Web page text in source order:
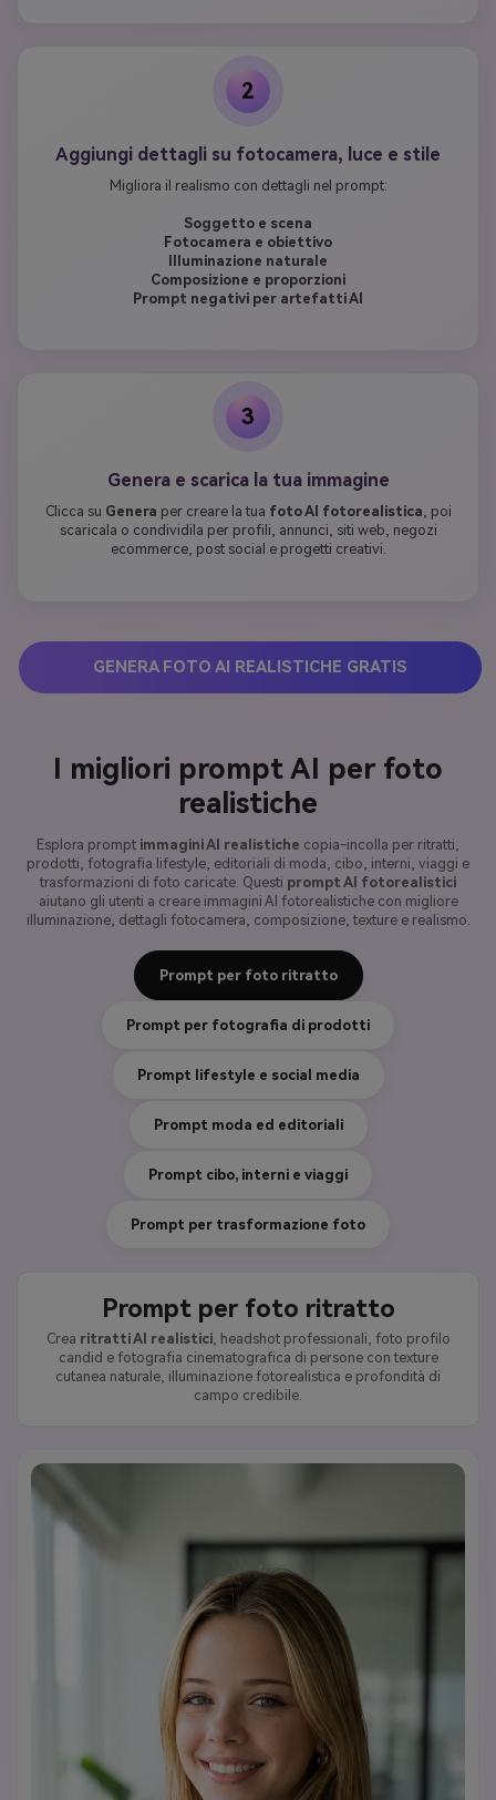
2
Aggiungi dettagli su fotocamera, luce e stile
Migliora il realismo con dettagli nel prompt:
Soggetto e scena
Fotocamera e obiettivo
Illuminazione naturale
Composizione e proporzioni
Prompt negativi per artefatti AI
3
Genera e scarica la tua immagine
Clicca su Genera per creare la tua foto AI fotorealistica, poi
scaricala o condividila per profili, annunci, siti web, negozi
ecommerce, post social e progetti creativi.
GENERA FOTO AI REALISTICHE GRATIS
I migliori prompt AI per foto
realistiche
Esplora prompt immagini AI realistiche copia-incolla per ritratti,
prodotti, fotografia lifestyle, editoriali di moda, cibo, interni, viaggi e
trasformazioni di foto caricate. Questi prompt AI fotorealistici
aiutano gli utenti a creare immagini AI fotorealistiche con migliore
illuminazione, dettagli fotocamera, composizione, texture e realismo.
Prompt per foto ritratto
Prompt per fotografia di prodotti
Prompt lifestyle e social media
Prompt moda ed editoriali
Prompt cibo, interni e viaggi
Prompt per trasformazione foto
Prompt per foto ritratto
Crea ritratti AI realistici, headshot professionali, foto profilo
candid e fotografia cinematografica di persone con texture
cutanea naturale, illuminazione fotorealistica e profondità di
campo credibile.